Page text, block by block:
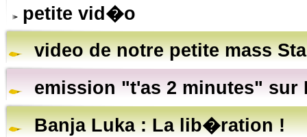
petite vid�o
video de notre petite mass
emission "t'as 2 minutes" sur
Banja Luka : La lib�ration !